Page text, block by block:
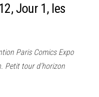
Jour 1, les
Paris Comics Expo
Petit tour d’horizon